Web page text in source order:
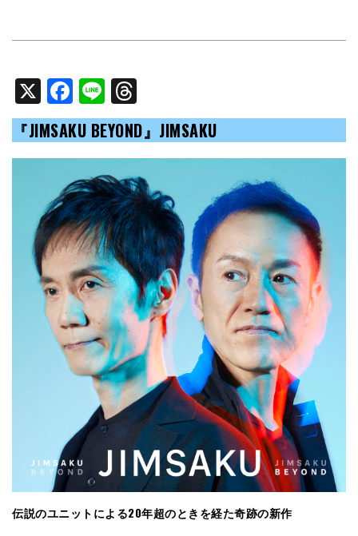
X Facebook
Line
『JIMSAKU BEYOND』JIMSAKU
伝説のユニットによる20年超のときを経た奇跡の新作